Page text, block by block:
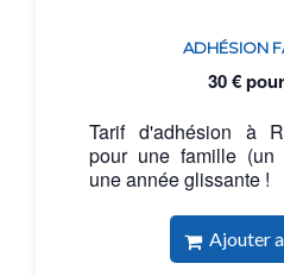
ADHÉSION
30€
Tarif d'adhésion à
pour une famille (un
une année glissante !
Ajouter